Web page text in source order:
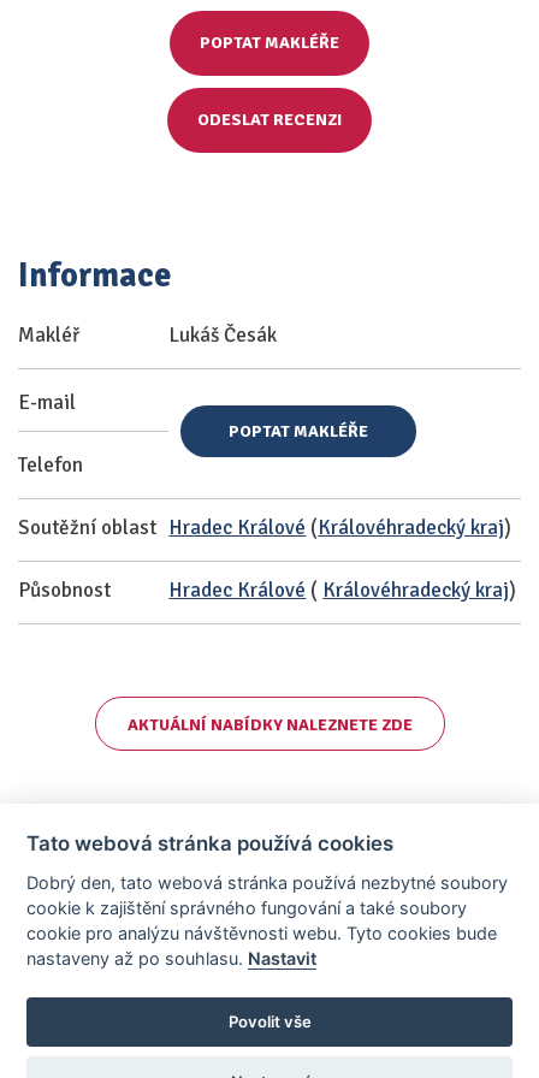
POPTAT MAKLÉŘE
ODESLAT RECENZI
Informace
Makléř Lukáš Česák
E-mail
Telefon
POPTAT MAKLÉŘE
Soutěžní oblast Hradec Králové (Královéhradecký kraj)
Působnost Hradec Králové ( Královéhradecký kraj)
AKTUÁLNÍ NABÍDKY NALEZNETE ZDE
Stránky vytvořeny v iD-SIGN
Provozovatelem tohoto serveru je společnost AllCzech Promotion, s.r.o.,
Tato webová stránka používá cookies
Dobrý den, tato webová stránka používá nezbytné soubory
cookie k zajištění správného fungování a také soubory
cookie pro analýzu návštěvnosti webu. Tyto cookies bude
nastaveny až po souhlasu. Nastavit
Povolit vše